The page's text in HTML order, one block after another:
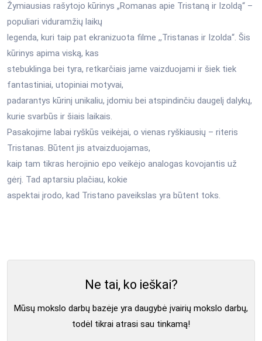
Žymiausias rašytojo kūrinys „Romanas apie Tristaną ir Izoldą“ –
populiari viduramžių laikų
legenda, kuri taip pat ekranizuota filme ,,Tristanas ir Izolda“. Šis
kūrinys apima viską, kas
stebuklinga bei tyra, retkarčiais jame vaizduojami ir šiek tiek
fantastiniai, utopiniai motyvai,
padarantys kūrinį unikaliu, įdomiu bei atspindinčiu daugelį dalykų,
kurie svarbūs ir šiais laikais.
Pasakojime labai ryškūs veikėjai, o vienas ryškiausių – riteris
Tristanas. Būtent jis atvaizduojamas,
kaip tam tikras herojinio epo veikėjo analogas kovojantis už
gėrį. Tad aptarsiu plačiau, kokie
aspektai įrodo, kad Tristano paveikslas yra būtent toks.
Ne tai, ko ieškai?
Mūsų mokslo darbų bazėje yra daugybė įvairių mokslo darbų,
todėl tikrai atrasi sau tinkamą!